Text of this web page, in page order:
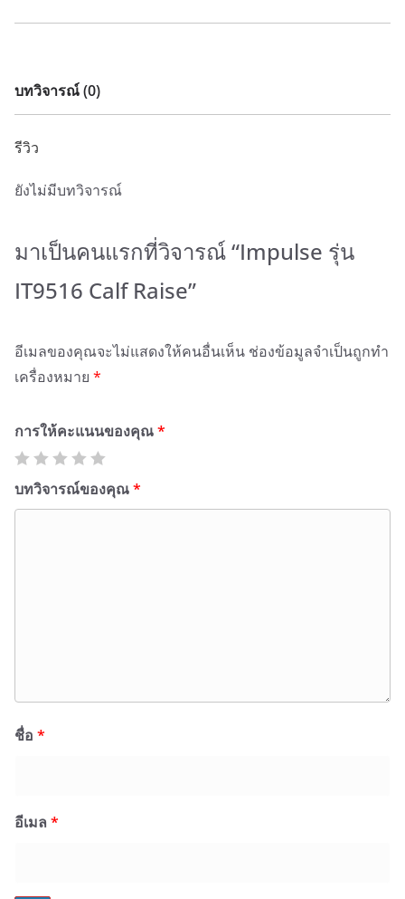
บทวิจารณ์ (0)
รีวิว
ยังไม่มีบทวิจารณ์
มาเป็นคนแรกที่วิจารณ์ “Impulse รุ่น
IT9516 Calf Raise”
อีเมลของคุณจะไม่แสดงให้คนอื่นเห็น ช่องข้อมูลจำเป็นถูกทำ
เครื่องหมาย *
การให้คะแนนของคุณ*
บทวิจารณ์ของคุณ*
ชื่อ *
อีเมล *